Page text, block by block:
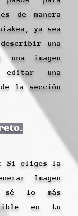
de manera
ya sea
una
una imagen
una
la sección
Si eliges la
Imagen
sé lo más
en tu